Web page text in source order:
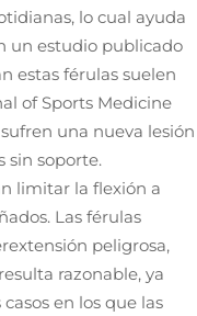
lo cual ayuda
un estudio publicado
estas férulas suelen
of Sports Medicine
una nueva lesión
sin soporte.
limitar la flexión a
Las férulas
peligrosa,
razonable, ya
en los que las